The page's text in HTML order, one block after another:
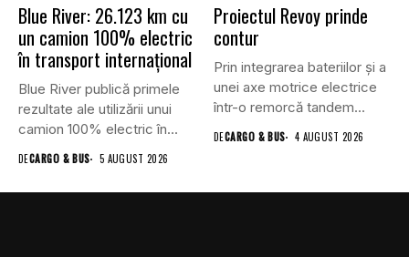
Blue River: 26.123 km cu
un camion 100% electric
în transport internațional
Blue River publică primele
rezultate ale utilizării unui
camion 100% electric în...
DECARGO & BUS 5 AUGUST 2026
Proiectul Revoy prinde
contur
Prin integrarea bateriilor și a
unei axe motrice electrice
într-o remorcă tandem...
DECARGO & BUS 4 AUGUST 2026